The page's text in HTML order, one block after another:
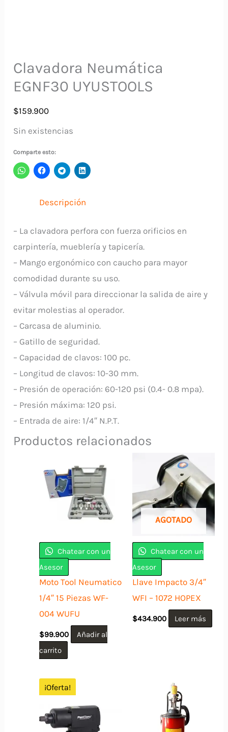
Clavadora Neumática
EGNF30 UYUSTOOLS
$159.900
Sin existencias
Comparte esto:
Descripción
– La clavadora perfora con fuerza orificios en
carpintería, mueblería y tapicería.
– Mango ergonómico con caucho para mayor
comodidad durante su uso.
– Válvula móvil para direccionar la salida de aire y
evitar molestias al operador.
– Carcasa de aluminio.
– Gatillo de seguridad.
– Capacidad de clavos: 100 pc.
– Longitud de clavos: 10-30 mm.
– Presión de operación: 60-120 psi (0.4- 0.8 mpa).
– Presión máxima: 120 psi.
– Entrada de aire: 1/4″ N.P.T.
Productos relacionados
Chatear con un
Asesor
Moto Tool Neumatico
1/4″ 15 Piezas WF-
004 WUFU
$99.900
Añadir al
carrito
AGOTADO
Chatear con un
Asesor
Llave Impacto 3/4″
WFI – 1072 HOPEX
$434.900 Leer más
¡Oferta!